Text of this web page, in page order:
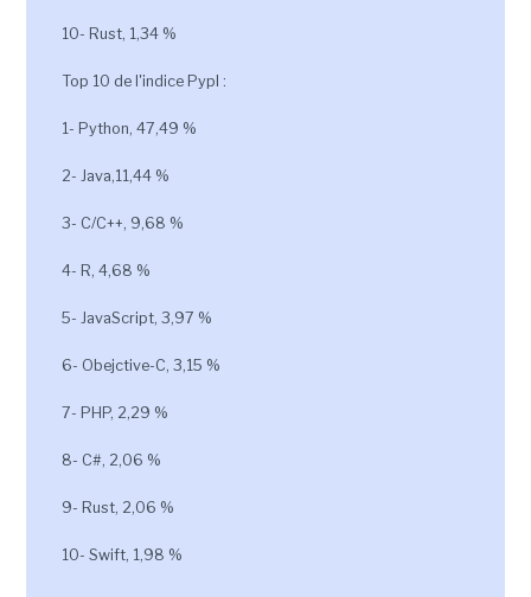
10- Rust, 1,34 %
Top 10 de l'indice Pypl :
1- Python, 47,49 %
2- Java,11,44 %
3- C/C++, 9,68 %
4- R, 4,68 %
5- JavaScript, 3,97 %
6- Obejctive-C, 3,15 %
7- PHP, 2,29 %
8- C#, 2,06 %
9- Rust, 2,06 %
10- Swift, 1,98 %